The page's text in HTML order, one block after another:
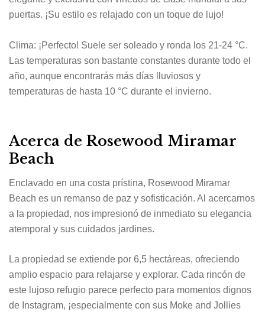
puertas. ¡Su estilo es relajado con un toque de lujo!
Clima: ¡Perfecto! Suele ser soleado y ronda los 21-24 °C.
Las temperaturas son bastante constantes durante todo el
año, aunque encontrarás más días lluviosos y
temperaturas de hasta 10 °C durante el invierno.
Acerca de Rosewood Miramar
Beach
Enclavado en una costa prístina, Rosewood Miramar
Beach es un remanso de paz y sofisticación. Al acercarnos
a la propiedad, nos impresionó de inmediato su elegancia
atemporal y sus cuidados jardines.
La propiedad se extiende por 6,5 hectáreas, ofreciendo
amplio espacio para relajarse y explorar. Cada rincón de
este lujoso refugio parece perfecto para momentos dignos
de Instagram, ¡especialmente con sus Moke and Jollies